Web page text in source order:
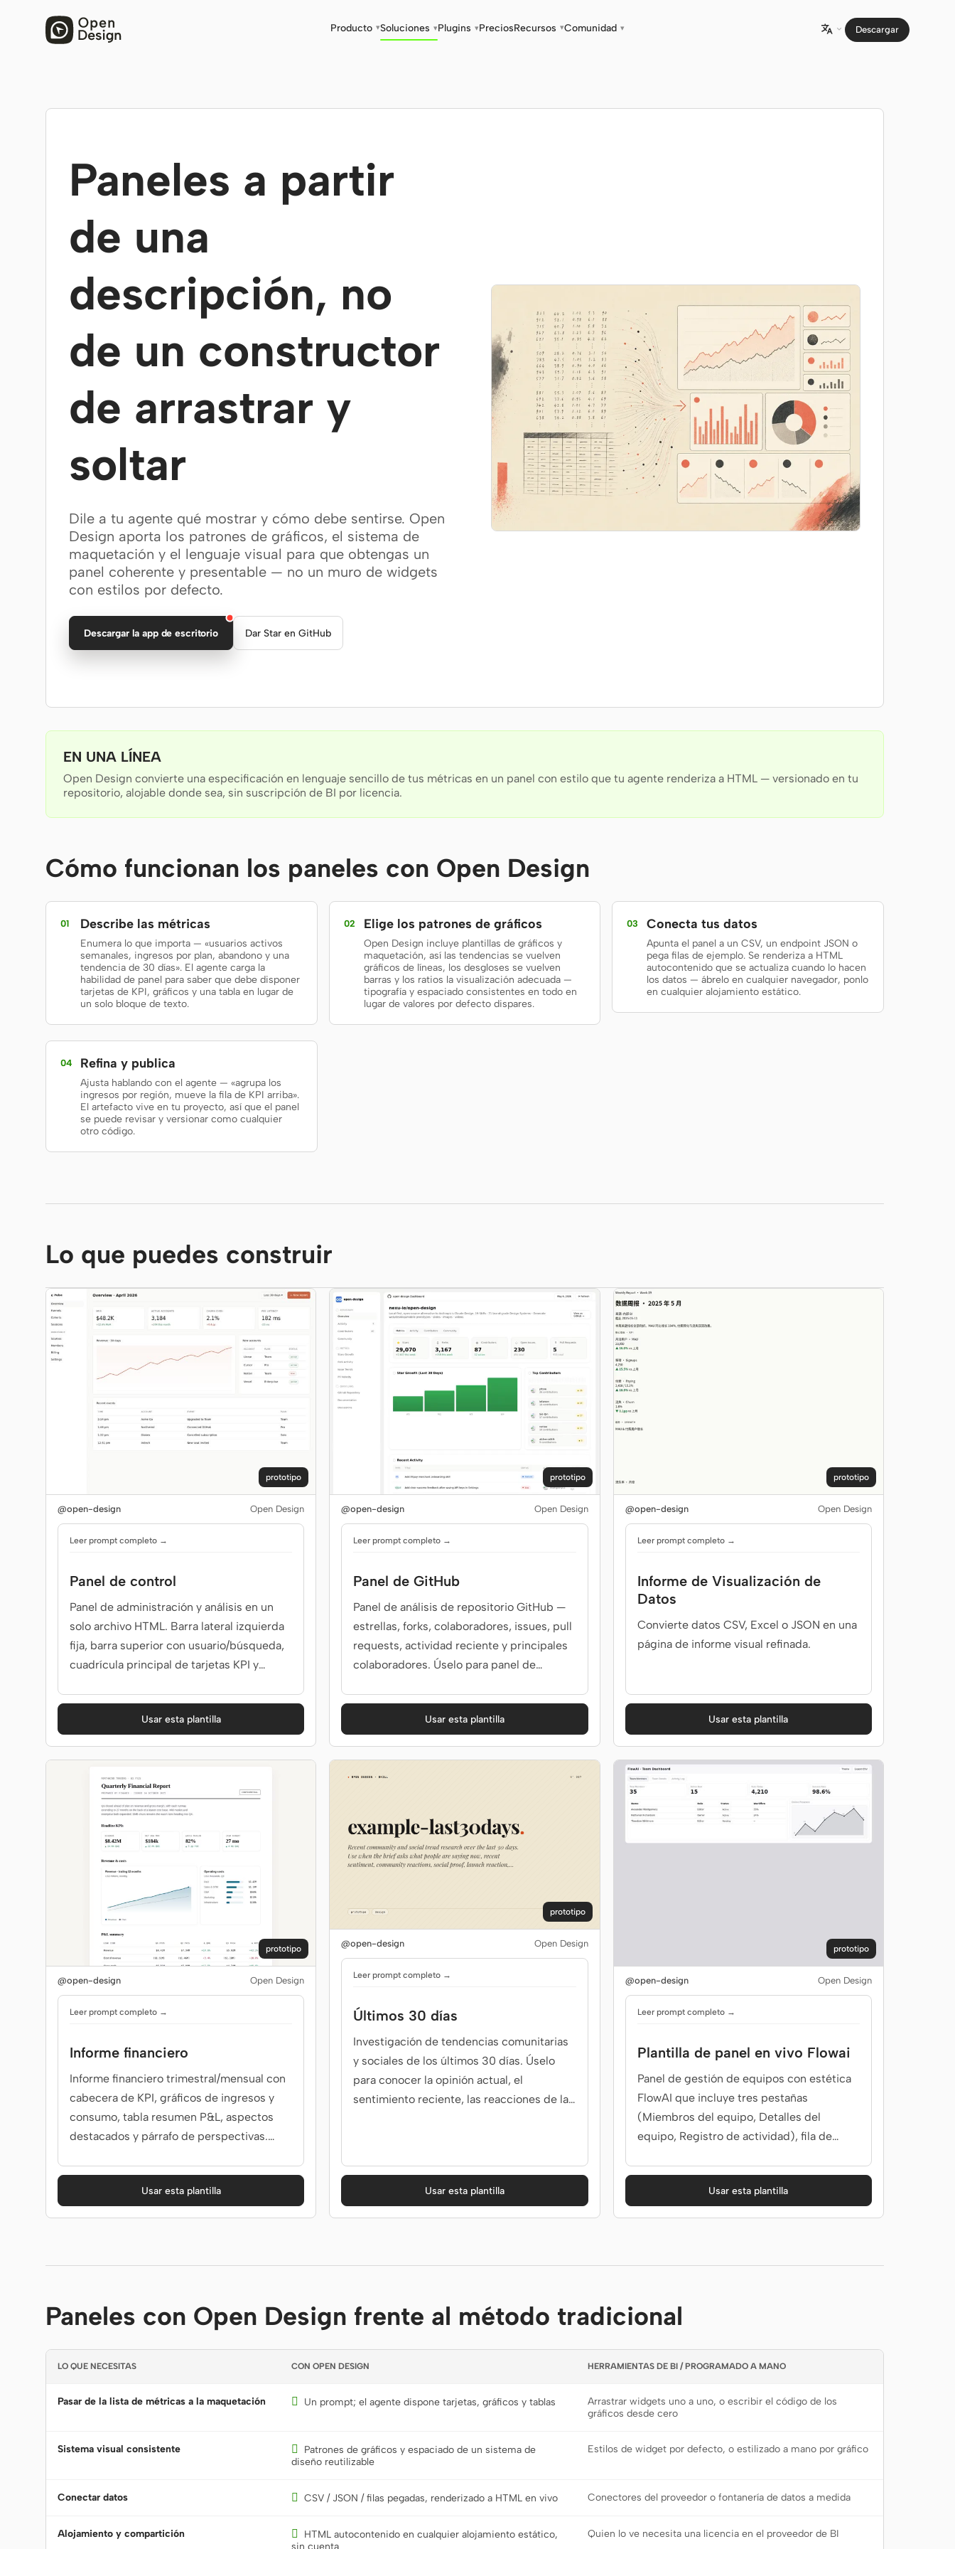
Producto ▾Soluciones ▾Plugins ▾PreciosRecursos ▾Comunidad ▾  Descargar
Paneles a partir
de una
descripción, no
de un constructor
de arrastrar y
soltar
Dile a tu agente qué mostrar y cómo debe sentirse. Open
Design aporta los patrones de gráficos, el sistema de
maquetación y el lenguaje visual para que obtengas un
panel coherente y presentable — no un muro de widgets
con estilos por defecto.
Descargar la app de escritorio Dar Star en GitHub
EN UNA LÍNEA
Open Design convierte una especificación en lenguaje sencillo de tus métricas en un panel con estilo que tu agente renderiza a HTML — versionado en tu
repositorio, alojable donde sea, sin suscripción de BI por licencia.
Cómo funcionan los paneles con Open Design
01 Describe las métricas
Enumera lo que importa — «usuarios activos
semanales, ingresos por plan, abandono y una
tendencia de 30 días». El agente carga la
habilidad de panel para saber que debe disponer
tarjetas de KPI, gráficos y una tabla en lugar de
un solo bloque de texto.
02 Elige los patrones de gráficos
Open Design incluye plantillas de gráficos y
maquetación, así las tendencias se vuelven
gráficos de líneas, los desgloses se vuelven
barras y los ratios la visualización adecuada —
tipografía y espaciado consistentes en todo en
lugar de valores por defecto dispares.
03 Conecta tus datos
Apunta el panel a un CSV, un endpoint JSON o
pega filas de ejemplo. Se renderiza a HTML
autocontenido que se actualiza cuando lo hacen
los datos — ábrelo en cualquier navegador, ponlo
en cualquier alojamiento estático.
04 Refina y publica
Ajusta hablando con el agente — «agrupa los
ingresos por región, mueve la fila de KPI arriba».
El artefacto vive en tu proyecto, así que el panel
se puede revisar y versionar como cualquier
otro código.
Lo que puedes construir
prototipo
@open-design Open Design
Leer prompt completo →
Panel de control
Panel de administración y análisis en un
solo archivo HTML. Barra lateral izquierda
fija, barra superior con usuario/búsqueda,
cuadrícula principal de tarjetas KPI y
control', 'administración', 'analítica' o 'panel
Usar esta plantilla
prototipo
@open-design Open Design
Leer prompt completo →
Panel de GitHub
Panel de análisis de repositorio GitHub —
estrellas, forks, colaboradores, issues, pull
requests, actividad reciente y principales
colaboradores. Úselo para panel de
crecimiento de código abierto, página de
salud del repositorio o vista de análisis de
Usar esta plantilla
prototipo
@open-design Open Design
Leer prompt completo →
Informe de Visualización de
Datos
Convierte datos CSV, Excel o JSON en una
página de informe visual refinada.
Usar esta plantilla
prototipo
@open-design Open Design
Leer prompt completo →
Informe financiero
Informe financiero trimestral/mensual con
cabecera de KPI, gráficos de ingresos y
consumo, tabla resumen P&L, aspectos
destacados y párrafo de perspectivas.
financiero', 'informe Q3', 'revisión MRR',
Usar esta plantilla
prototipo
@open-design Open Design
Leer prompt completo →
Últimos 30 días
Investigación de tendencias comunitarias
y sociales de los últimos 30 días. Úselo
para conocer la opinión actual, el
sentimiento reciente, las reacciones de la
Usar esta plantilla
prototipo
@open-design Open Design
Leer prompt completo →
Plantilla de panel en vivo Flowai
Panel de gestión de equipos con estética
FlowAI que incluye tres pestañas
(Miembros del equipo, Detalles del
equipo, Registro de actividad), fila de
gráfico de barras de distribución de roles,
minigráficos de presencia en línea y
Usar esta plantilla
Paneles con Open Design frente al método tradicional
LO QUE NECESITAS CON OPEN DESIGN HERRAMIENTAS DE BI / PROGRAMADO A MANO
Pasar de la lista de métricas a la maquetación  Un prompt; el agente dispone tarjetas, gráficos y tablas
Arrastrar widgets uno a uno, o escribir el código de los
gráficos desde cero
Sistema visual consistente 
Patrones de gráficos y espaciado de un sistema de
diseño reutilizable
Estilos de widget por defecto, o estilizado a mano por gráfico
Conectar datos  CSV / JSON / filas pegadas, renderizado a HTML en vivo Conectores del proveedor o fontanería de datos a medida
Alojamiento y compartición 
HTML autocontenido en cualquier alojamiento estático,
Quien lo ve necesita una licencia en el proveedor de BI